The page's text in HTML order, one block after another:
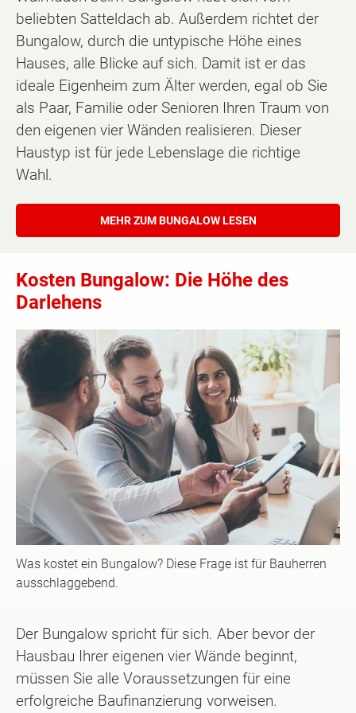
beliebten Satteldach ab. Außerdem richtet der
Bungalow, durch die untypische Höhe eines
Hauses, alle Blicke auf sich. Damit ist er das
ideale Eigenheim zum Älter werden, egal ob Sie
als Paar, Familie oder Senioren Ihren Traum von
den eigenen vier Wänden realisieren. Dieser
Haustyp ist für jede Lebenslage die richtige
Wahl.
MEHR ZUM BUNGALOW LESEN
Kosten Bungalow: Die Höhe des
Darlehens
Was kostet ein Bungalow? Diese Frage ist für Bauherren
ausschlaggebend.
Der Bungalow spricht für sich. Aber bevor der
Hausbau Ihrer eigenen vier Wände beginnt,
müssen Sie alle Voraussetzungen für eine
erfolgreiche Baufinanzierung vorweisen.